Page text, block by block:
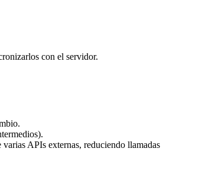
con el servidor.
APIs externas, reduciendo llamadas